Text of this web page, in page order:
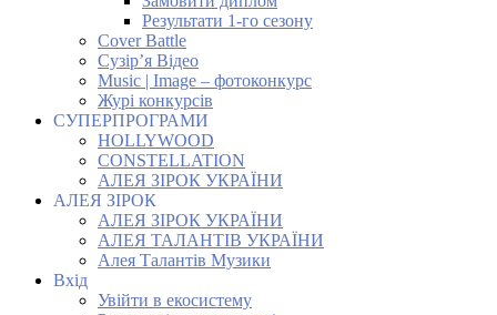
Результати 1-го сезону
Cover Battle
Сузір’я Відео
Music | Image – фотоконкурс
Журі конкурсів
СУПЕРПРОГРАМИ
HOLLYWOOD
CONSTELLATION
АЛЕЯ ЗІРОК УКРАЇНИ
АЛЕЯ ЗІРОК
АЛЕЯ ЗІРОК УКРАЇНИ
АЛЕЯ ТАЛАНТІВ УКРАЇНИ
Алея Талантів Музики
Вхід
Увійти в екосистему